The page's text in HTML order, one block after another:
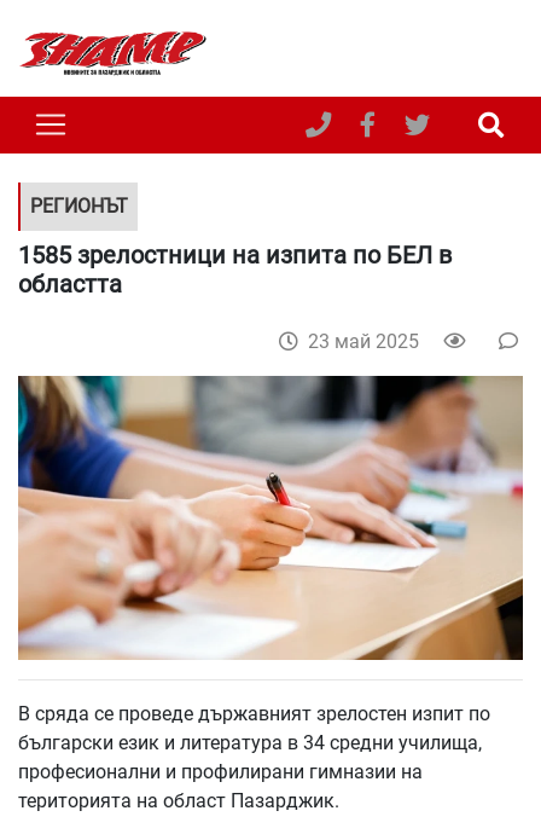
РЕГИОНЪТ
1585 зрелостници на изпита по БЕЛ в
областта
23 май 2025
В сряда се проведе държавният зрелостен изпит по
български език и литература в 34 средни училища,
професионални и профилирани гимназии на
територията на област Пазарджик.